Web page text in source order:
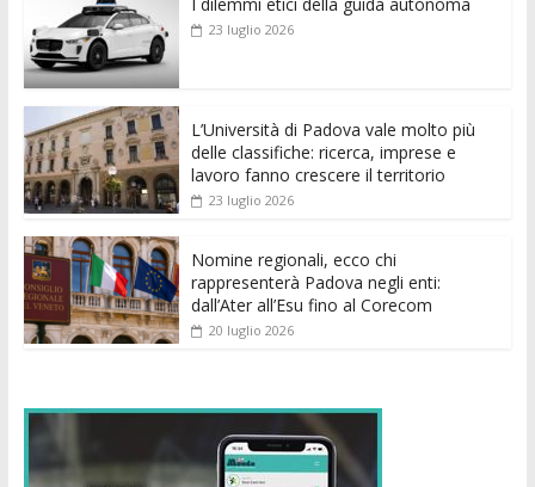
b
o
o
k
er l s
p
e
er
di e di
I dilemmi etici della guida autonoma
23 luglio 2026
L’Università di Padova vale molto più
delle classifiche: ricerca, imprese e
lavoro fanno crescere il territorio
23 luglio 2026
Nomine regionali, ecco chi
rappresenterà Padova negli enti:
dall’Ater all’Esu fino al Corecom
20 luglio 2026